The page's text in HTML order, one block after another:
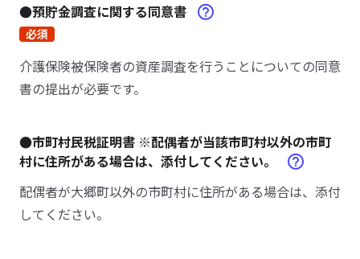
●預貯金調査に関する同意書
必須
介護保険被保険者の資産調査を行うことについての同意
書の提出が必要です。
●市町村民税証明書 ※配偶者が当該市町村以外の市町
村に住所がある場合は、添付してください。
配偶者が大郷町以外の市町村に住所がある場合は、添付
してください。